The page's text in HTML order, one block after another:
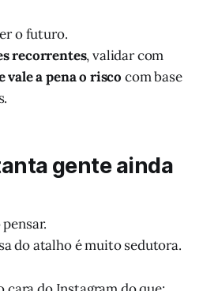
o futuro.
recorrentes, validar com
vale a pena o risco com base
gente ainda
do atalho é muito sedutora.